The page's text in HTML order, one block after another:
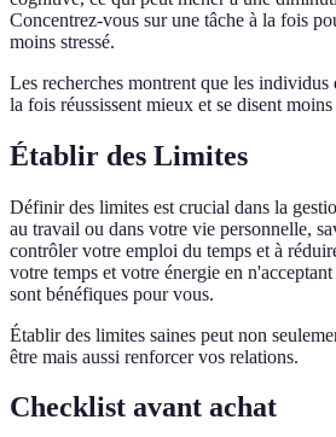
Concentrez-vous sur une tâche à la fois
moins stressé.
Les recherches montrent que les individus
la fois réussissent mieux et se disent moins
Établir des Limites
Définir des limites est crucial dans la
au travail ou dans votre vie personnelle,
contrôler votre emploi du temps et à
votre temps et votre énergie en
sont bénéfiques pour vous.
Établir des limites saines peut non
être mais aussi renforcer vos relations.
Checklist avant achat